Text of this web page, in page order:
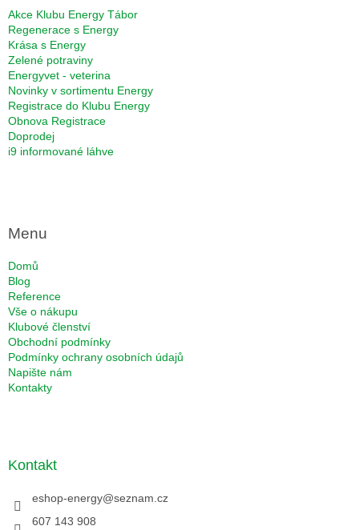
Akce Klubu Energy Tábor
Regenerace s Energy
Krása s Energy
Zelené potraviny
Energyvet - veterina
Novinky v sortimentu Energy
Registrace do Klubu Energy
Obnova Registrace
Doprodej
i9 informované láhve
Menu
Domů
Blog
Reference
Vše o nákupu
Klubové členství
Obchodní podmínky
Podmínky ochrany osobních údajů
Napište nám
Kontakty
Kontakt
eshop-energy@seznam.cz
607 143 908